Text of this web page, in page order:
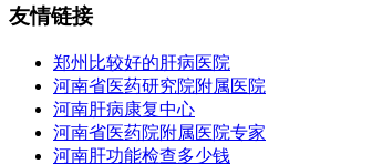
友情链接
郑州比较好的肝病医院
河南省医药研究院附属医院
河南肝病康复中心
河南省医药院附属医院专家
河南肝功能检查多少钱